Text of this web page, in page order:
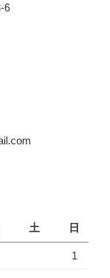
6
土 日
1